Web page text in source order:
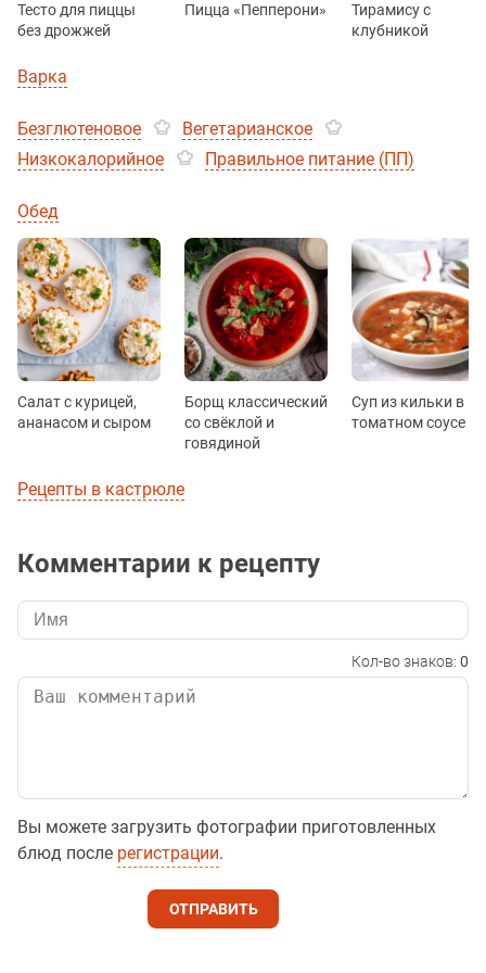
Тесто для пиццы
без дрожжей
Пицца «Пепперони»
Тирамису с
клубникой
Варка
Безглютеновое
Вегетарианское
Низкокалорийное
Правильное питание (ПП)
Обед
Салат с курицей,
ананасом и сыром
Борщ классический
со свёклой и
говядиной
Суп из кильки в
томатном соусе
Рецепты в кастрюле
Комментарии к рецепту
Кол-во знаков: 0
Вы можете загрузить фотографии приготовленных
блюд после регистрации.
ОТПРАВИТЬ